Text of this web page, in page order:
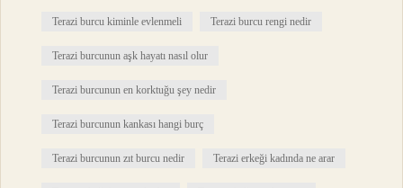
Terazi burcu kiminle evlenmeli Terazi burcu rengi nedir
Terazi burcunun aşk hayatı nasıl olur
Terazi burcunun en korktuğu şey nedir
Terazi burcunun kankası hangi burç
Terazi burcunun zıt burcu nedir Terazi erkeği kadında ne arar